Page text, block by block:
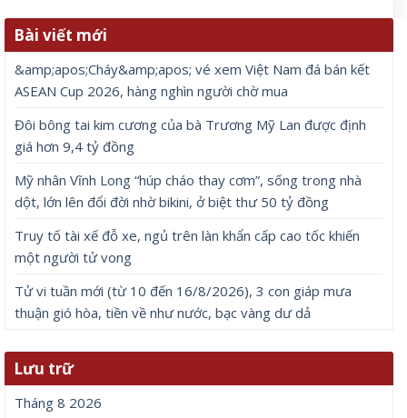
Bài viết mới
&amp;apos;Cháy&amp;apos; vé xem Việt Nam đá bán kết
ASEAN Cup 2026, hàng nghìn người chờ mua
Đôi bông tai kim cương của bà Trương Mỹ Lan được định
giá hơn 9,4 tỷ đồng
Mỹ nhân Vĩnh Long “húp cháo thay cơm”, sống trong nhà
dột, lớn lên đổi đời nhờ bikini, ở biệt thư 50 tỷ đồng
Truy tố tài xế đỗ xe, ngủ trên làn khẩn cấp cao tốc khiến
một người tử vong
Tử vi tuần mới (từ 10 đến 16/8/2026), 3 con giáp mưa
thuận gió hòa, tiền về như nước, bạc vàng dư dả
Lưu trữ
Tháng 8 2026